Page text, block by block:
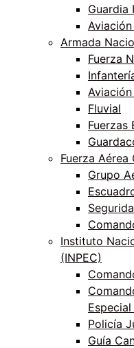
Guardia
Armada
Fuerza
Fluvial
Fuerzas
Fuerza Aérea
Grupo
Instituto
(INPEC)
Especial
Policía
Guía